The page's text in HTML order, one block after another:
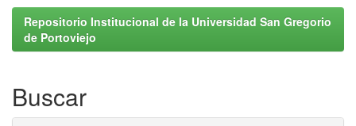
Repositorio Institucional de la Universidad San Gregorio
de Portoviejo
Buscar